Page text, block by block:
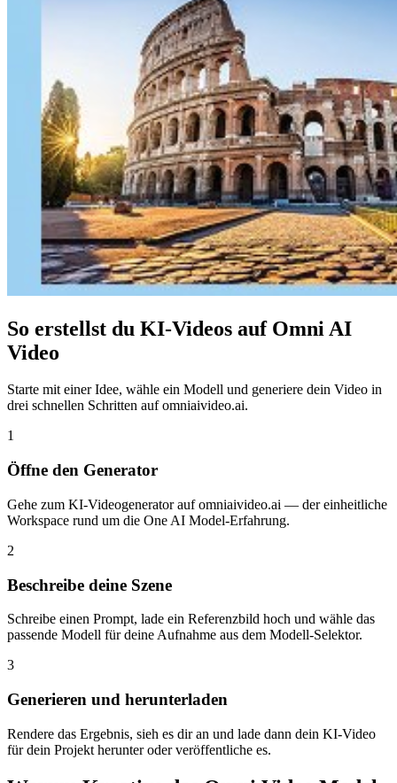
So erstellst du KI-Videos auf Omni AI
Video
Starte mit einer Idee, wähle ein Modell und generiere dein Video in
drei schnellen Schritten auf omniaivideo.ai.
1
Öffne den Generator
Gehe zum KI-Videogenerator auf omniaivideo.ai — der einheitliche
Workspace rund um die One AI Model-Erfahrung.
2
Beschreibe deine Szene
Schreibe einen Prompt, lade ein Referenzbild hoch und wähle das
passende Modell für deine Aufnahme aus dem Modell-Selektor.
3
Generieren und herunterladen
Rendere das Ergebnis, sieh es dir an und lade dann dein KI-Video
für dein Projekt herunter oder veröffentliche es.